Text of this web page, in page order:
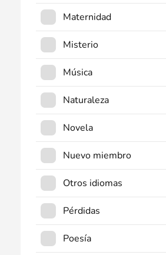
Maternidad
Misterio
Música
Naturaleza
Novela
Nuevo miembro
Otros idiomas
Pérdidas
Poesía